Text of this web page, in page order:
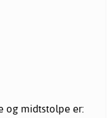
og midtstolpe er: